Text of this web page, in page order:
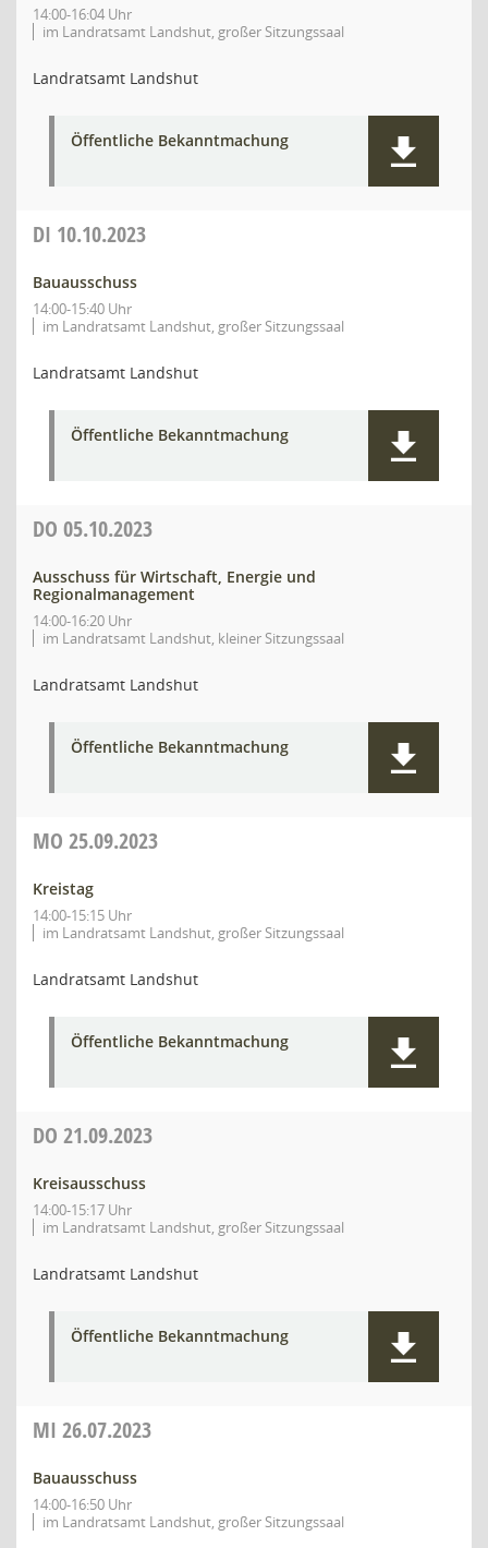
14:00-16:04 Uhr
im Landratsamt Landshut, großer Sitzungssaal
Landratsamt Landshut
Öffentliche Bekanntmachung
DI 10.10.2023
Bauausschuss
14:00-15:40 Uhr
im Landratsamt Landshut, großer Sitzungssaal
Landratsamt Landshut
Öffentliche Bekanntmachung
DO 05.10.2023
Ausschuss für Wirtschaft, Energie und
Regionalmanagement
14:00-16:20 Uhr
im Landratsamt Landshut, kleiner Sitzungssaal
Landratsamt Landshut
Öffentliche Bekanntmachung
MO 25.09.2023
Kreistag
14:00-15:15 Uhr
im Landratsamt Landshut, großer Sitzungssaal
Landratsamt Landshut
Öffentliche Bekanntmachung
DO 21.09.2023
Kreisausschuss
14:00-15:17 Uhr
im Landratsamt Landshut, großer Sitzungssaal
Landratsamt Landshut
Öffentliche Bekanntmachung
MI 26.07.2023
Bauausschuss
14:00-16:50 Uhr
im Landratsamt Landshut, großer Sitzungssaal